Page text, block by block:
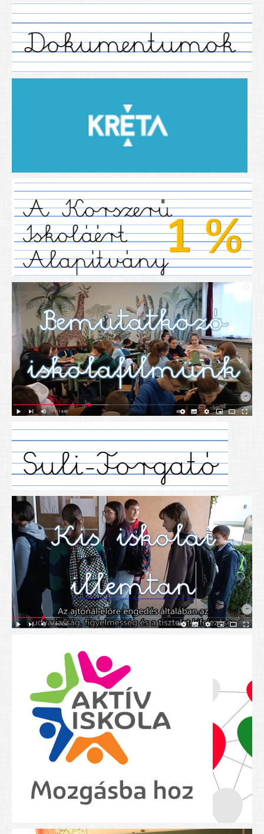
2013/2014. tanév
2014/2015. tanév
2015/2016. tanév
2016/2017 tanév
2018/2019 tanév
2019/2020-as tanév
Pályázataink
SIHU
EFOP 325
TÁMOP
TIOP
Határtalanul
Névadónk
UNESCO Társult Iskola
Sportversenyek
Tanulmányi versenyek
Alapítványunk
Nyitva tartás
SZÜLŐKNEK
Google Tanterem, Classroom - útmutató diákoknak
Tanév rendje
Étkezés befizetése
Étlap
eKréta
Diákigazolvány igénylése
Mindennapos testnevelés
Tartós tankönyvek
Nyolcadikosainknak
Kréta szülői segédlet
Felsős taneszközlista
BEISKOLÁZÁS 2026